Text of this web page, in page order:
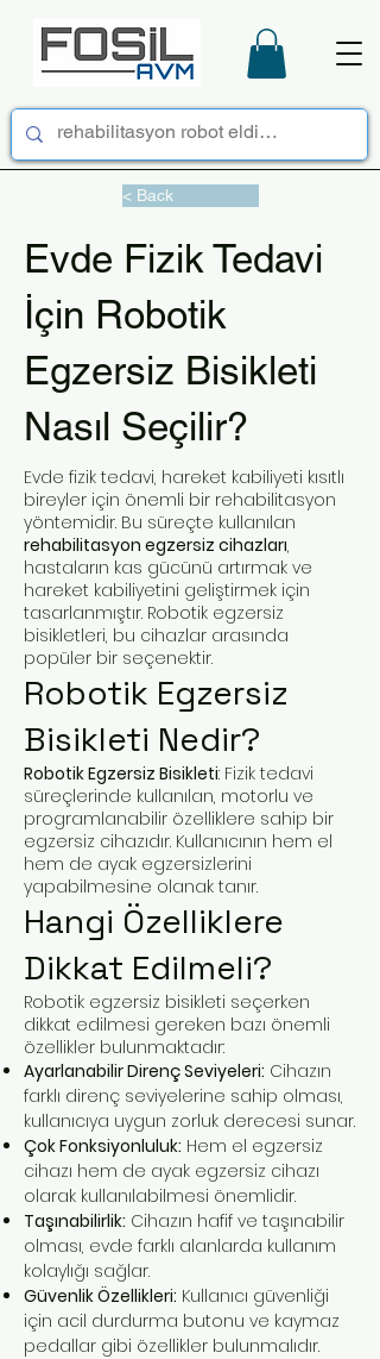
< Back
Evde Fizik Tedavi
İçin Robotik
Egzersiz Bisikleti
Nasıl Seçilir?
Evde fizik tedavi, hareket kabiliyeti kısıtlı
bireyler için önemli bir rehabilitasyon
yöntemidir. Bu süreçte kullanılan
rehabilitasyon egzersiz cihazları,
hastaların kas gücünü artırmak ve
hareket kabiliyetini geliştirmek için
tasarlanmıştır. Robotik egzersiz
bisikletleri, bu cihazlar arasında
popüler bir seçenektir.
Robotik Egzersiz
Bisikleti Nedir?
Robotik Egzersiz Bisikleti: Fizik tedavi
süreçlerinde kullanılan, motorlu ve
programlanabilir özelliklere sahip bir
egzersiz cihazıdır. Kullanıcının hem el
hem de ayak egzersizlerini
yapabilmesine olanak tanır.
Hangi Özelliklere
Dikkat Edilmeli?
Robotik egzersiz bisikleti seçerken
dikkat edilmesi gereken bazı önemli
özellikler bulunmaktadır:
Ayarlanabilir Direnç Seviyeleri: Cihazın
farklı direnç seviyelerine sahip olması,
kullanıcıya uygun zorluk derecesi sunar.
Çok Fonksiyonluluk: Hem el egzersiz
cihazı hem de ayak egzersiz cihazı
olarak kullanılabilmesi önemlidir.
Taşınabilirlik: Cihazın hafif ve taşınabilir
olması, evde farklı alanlarda kullanım
kolaylığı sağlar.
Güvenlik Özellikleri: Kullanıcı güvenliği
için acil durdurma butonu ve kaymaz
pedallar gibi özellikler bulunmalıdır.